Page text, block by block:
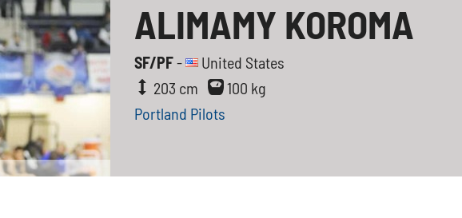
ALIMAMY KOROMA
SF/PF-
United States
203 cm
100 kg
Portland Pilots